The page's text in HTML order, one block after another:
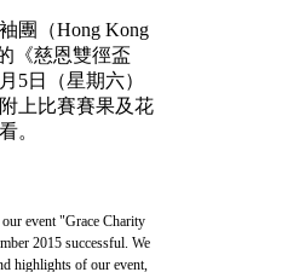
團（Hong Kong
《慈恩雙徑盃
5日（星期六）
上比賽賽果及花
。
event "Grace Charity
2015 successful. We
highlights of our event,